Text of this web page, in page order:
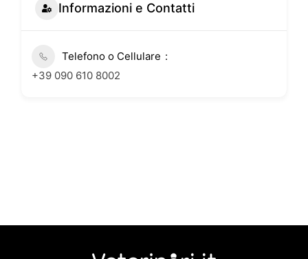
Informazioni e Contatti
Telefono o Cellulare
+39 090 610 8002